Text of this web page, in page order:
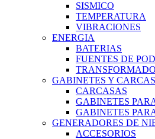
SISMICO
TEMPERATURA
VIBRACIONES
ENERGIA
BATERIAS
FUENTES DE
GABINETES Y
CARCASAS
GABINETES
GABINETES
GENERADORES DE
ACCESORIOS